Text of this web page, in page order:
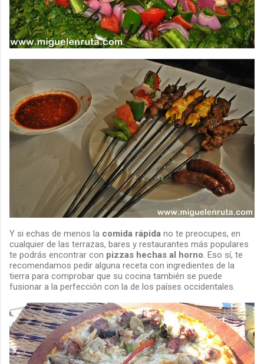
Y si echas de menos la comida rápida no te preocupes, en
cualquier de las terrazas, bares y restaurantes más populares
te podrás encontrar con pizzas hechas al horno. Eso sí, te
recomendamos pedir alguna receta con ingredientes de la
tierra para comprobar que su cocina también se puede
fusionar a la perfección con la de los países occidentales.